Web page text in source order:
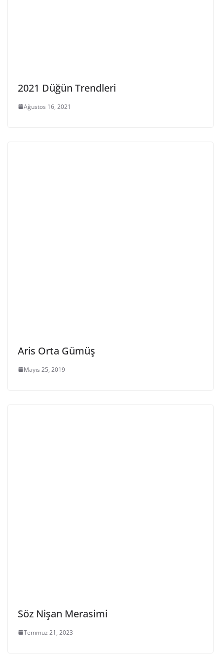
2021 Düğün Trendleri
Ağustos 16, 2021
Aris Orta Gümüş
Mayıs 25, 2019
Söz Nişan Merasimi
Temmuz 21, 2023